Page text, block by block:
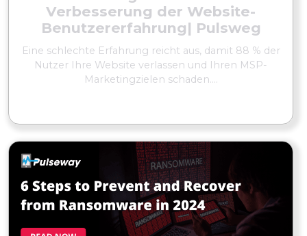
Verbesserung der Website-
Benutzererfahrung| Pulsweg
Eine schlechte Erfahrung reicht aus, damit 88 % der
Nutzer Ihre Website verlassen und Ihren MSP-
Marketingzielen schaden....